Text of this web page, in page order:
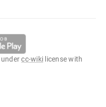
undercc-wiki license with